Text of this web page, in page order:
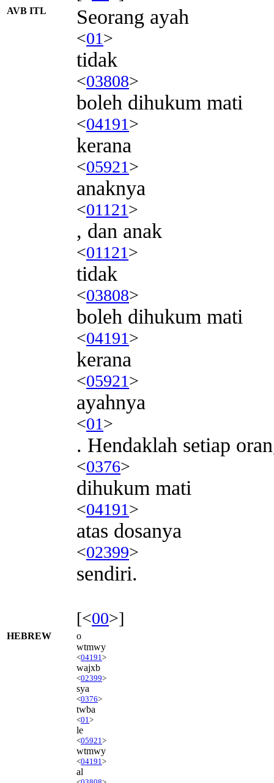
AVB ITL Seorang ayah
<01>
tidak
<03808>
boleh dihukum mati
<04191>
kerana
<05921>
anaknya
<01121>
, dan anak
<01121>
tidak
<03808>
boleh dihukum mati
<04191>
kerana
<05921>
ayahnya
<01>
. Hendaklah setiap
<0376>
dihukum mati
<04191>
atas dosanya
<02399>
sendiri.
[<00>]
HEBREW
o
wtmwy
<04191 >
wajxb
<02399>
sya
<0376>
twba
<01 >
le
<05921 >
wtmwy
<04191 >
al